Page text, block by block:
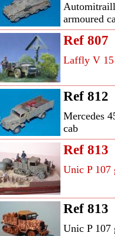
armoured
Ref 807
Laffly V
Ref 812
Mercedes
cab
Ref 813
Unic P 107
Ref 813
Unic P 107